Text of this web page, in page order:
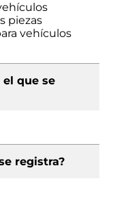
piezas
vehículos
que se
registra?